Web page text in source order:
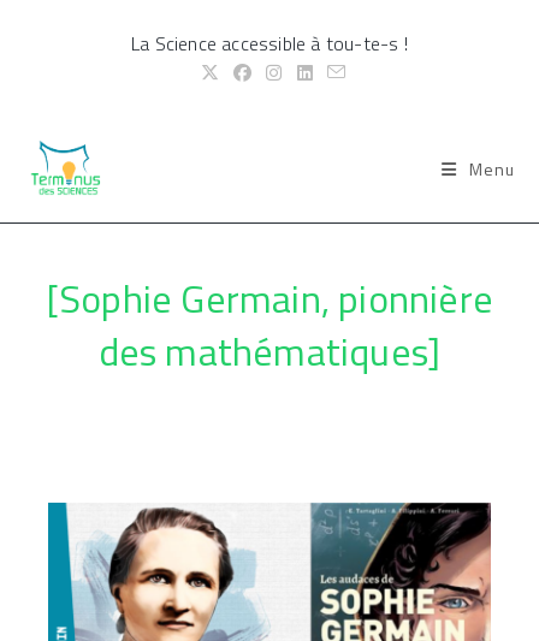
La Science accessible à tou-te-s !
Menu
[Sophie Germain, pionnière
des mathématiques]